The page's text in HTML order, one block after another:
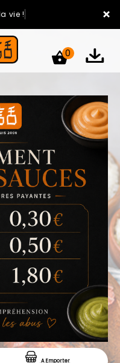
×
vie !
0
A Emporter